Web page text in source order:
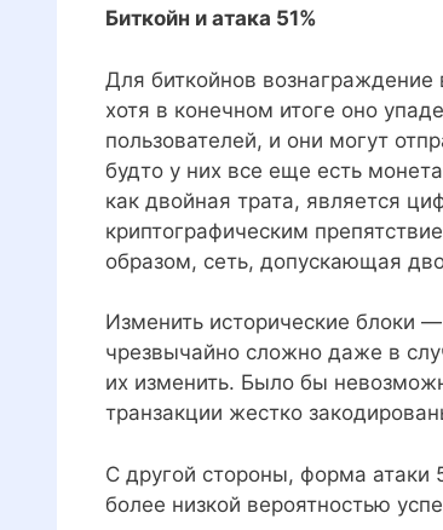
Биткойн и атака 51%
Для биткойнов
хотя в конечном итоге оно
пользователей, и они могут
будто у них все еще есть
как двойная трата, является
криптографическим
образом, сеть, допускающая
Изменить исторические блоки
чрезвычайно сложно даже в
их изменить. Было бы
транзакции жестко
С другой стороны, форма
более низкой вероятностью